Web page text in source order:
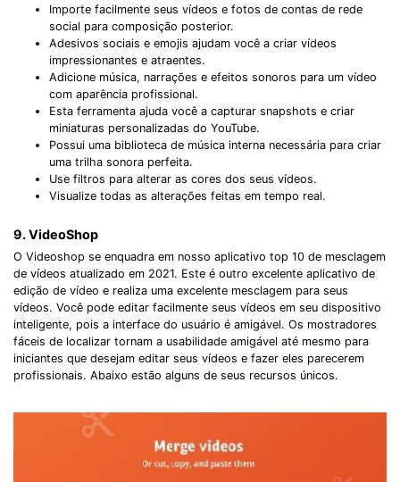
Importe facilmente seus vídeos e fotos de contas de rede
social para composição posterior.
Adesivos sociais e emojis ajudam você a criar vídeos
impressionantes e atraentes.
Adicione música, narrações e efeitos sonoros para um vídeo
com aparência profissional.
Esta ferramenta ajuda você a capturar snapshots e criar
miniaturas personalizadas do YouTube.
Possui uma biblioteca de música interna necessária para criar
uma trilha sonora perfeita.
Use filtros para alterar as cores dos seus vídeos.
Visualize todas as alterações feitas em tempo real.
9. VideoShop
O Videoshop se enquadra em nosso aplicativo top 10 de mesclagem
de vídeos atualizado em 2021. Este é outro excelente aplicativo de
edição de vídeo e realiza uma excelente mesclagem para seus
vídeos. Você pode editar facilmente seus vídeos em seu dispositivo
inteligente, pois a interface do usuário é amigável. Os mostradores
fáceis de localizar tornam a usabilidade amigável até mesmo para
iniciantes que desejam editar seus vídeos e fazer eles parecerem
profissionais. Abaixo estão alguns de seus recursos únicos.